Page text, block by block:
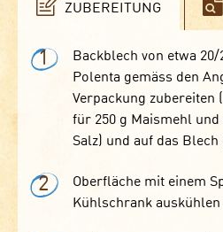
ZUBEREITUNG
1
Backblech von etwa
Polenta gemäss den
Verpackung zubereiten
für 250 g Maismehl
Salz) und auf das Blech
2
Oberfläche mit einem
Kühlschrank auskühlen